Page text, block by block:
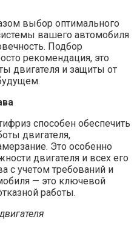
выбор оптимального
вашего автомобиля
Подбор
рекомендация, это
двигателя и защиты от
способен обеспечить
двигателя,
Это особенно
двигателя и всех его
с учетом требований и
— это ключевой
работы.